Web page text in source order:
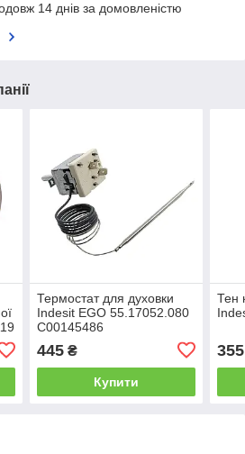
14 днів за домовленістю
Термостат для духовки
Indesit EGO 55.17052.080
C00145486
445₴
Купити
Тен
355